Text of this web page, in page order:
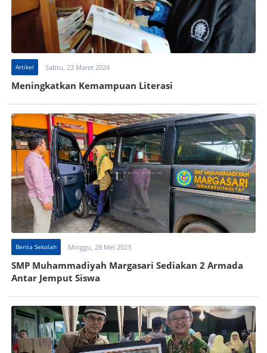
Artikel Sabtu, 23 Maret 2024
Meningkatkan Kemampuan Literasi
Berita Sekolah Minggu, 28 Mei 2023
SMP Muhammadiyah Margasari Sediakan 2 Armada
Antar Jemput Siswa